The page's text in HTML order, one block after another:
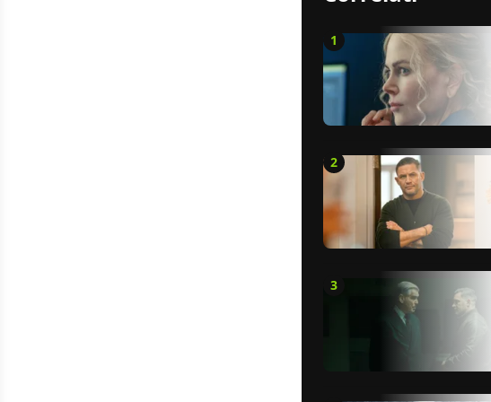
1
2
3